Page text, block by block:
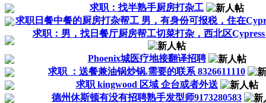
求职：找半熟手厨房打杂工
求职日餐中餐的厨房打杂帮工 男，有身份可报税，住在
求职：男，找日餐厅厨房帮工切菜打杂，西北区
Phoenix城医疗地接翻译招聘
求职 ：送餐兼油锅炒锅.需要的联系 8326611110
求职 kingwood 区域 企台或者外送
德州休斯顿有没有招聘熟手发型师9173280583